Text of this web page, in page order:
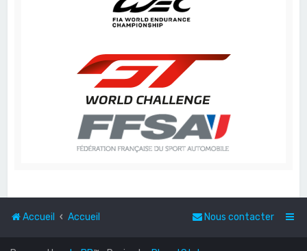
Accueil Accueil Nous contacter